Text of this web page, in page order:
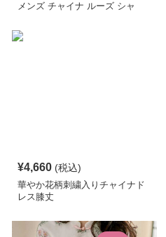
メンズ チャイナ ルーズ シャ
¥4,660 (税込)
華やか花柄刺繍入りチャイナド
レス膝丈